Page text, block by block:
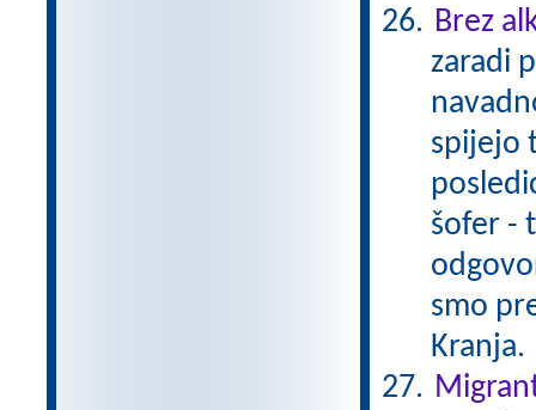
Brez
zaradi
spijejo
šofer -
smo
Kranja.